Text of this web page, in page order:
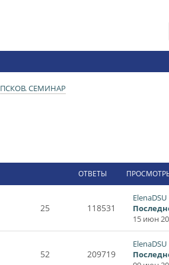
ПСКОВ. СЕМИНАР
ОТВЕТЫ
25 118531
ElenaDSU
15 июн
52 209719
ElenaDSU